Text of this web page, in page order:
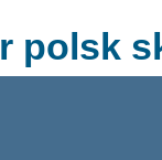
polsk